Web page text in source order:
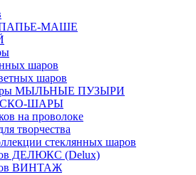
ПАПЬЕ-МАШЕ
шаров
шаров
МЫЛЬНЫЕ ПУЗЫРИ
ШАРЫ
на проволоке
творчества
стеклянных шаров
ДЕЛЮКС (Delux)
ВИНТАЖ